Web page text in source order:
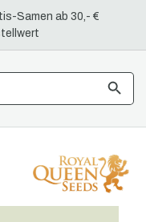
Samen ab 30,- €